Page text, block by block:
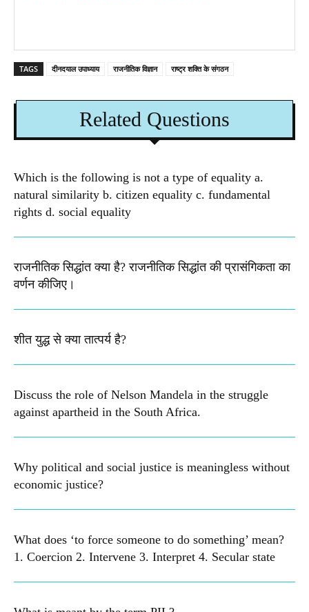
TAGS दीनदयाल उपाध्याय राजनीतिक विज्ञान राष्ट्र शक्ति के संगठन
Related Questions
Which is the following is not a type of equality a.
natural similarity b. citizen equality c. fundamental
rights d. social equality​
राजनीतिक सिद्धांत क्या है? राजनीतिक सिद्धांत की प्रासंगिकता का
वर्णन कीजिए।
शीत युद्ध से क्या तात्पर्य है?
Discuss the role of Nelson Mandela in the struggle
against apartheid in the South Africa.
Why political and social justice is meaningless without
economic justice?
What does ‘to force someone to do something’ mean?
1. Coercion 2. Intervene 3. Interpret 4. Secular state